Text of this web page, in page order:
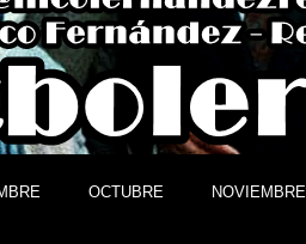
OCTUBRE NOVIEMBRE